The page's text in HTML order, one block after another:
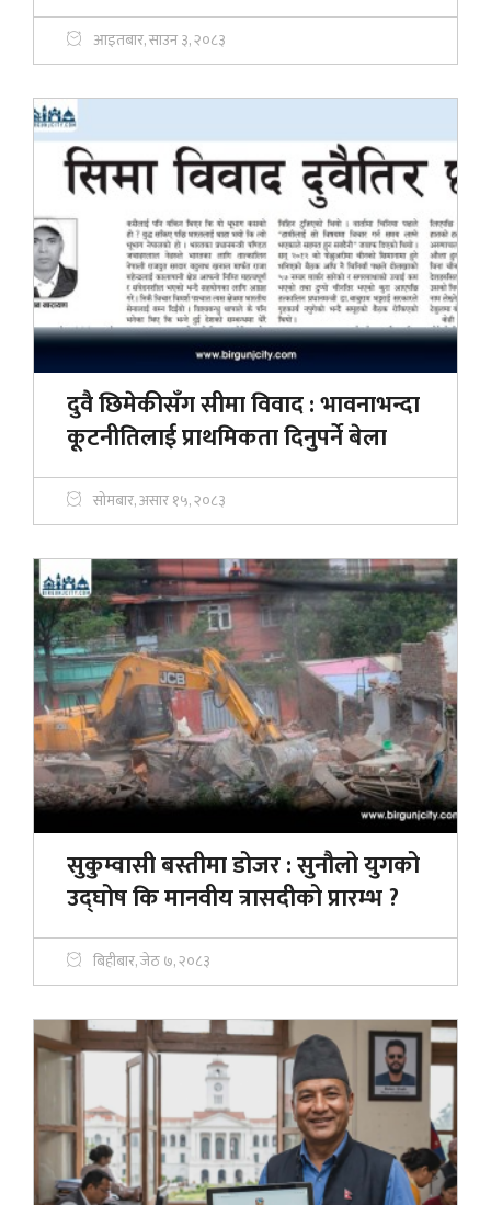
आइतबार, साउन ३, २०८३
दुवै छिमेकीसँग सीमा विवाद : भावनाभन्दा
कूटनीतिलाई प्राथमिकता दिनुपर्ने बेला
सोमबार, असार १५, २०८३
सुकुम्वासी बस्तीमा डोजर : सुनौलो युगको
उद्घोष कि मानवीय त्रासदीको प्रारम्भ ?
बिहीबार, जेठ ७, २०८३